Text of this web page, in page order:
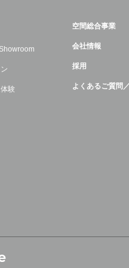
験
空間総合事業
会社情報
採用
よくあるご質問